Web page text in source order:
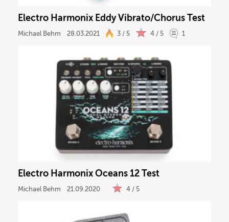
Keyboard
Ergebnisse anzeigen
Electro Harmonix Eddy Vibrato/Chorus Test
Michael Behm 28.03.2021 3 / 5 4 / 5 1
Electro Harmonix Oceans 12 Test
Michael Behm 21.09.2020 4 / 5